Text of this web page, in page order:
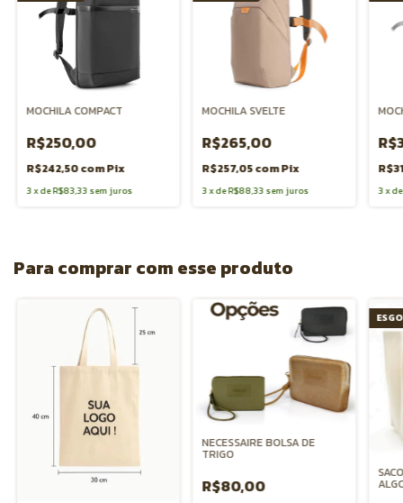
MOCHILA COMPACT
R$250,00
R$242,50comPix
3xdeR$83,33 sem juros
MOCHILA SVELTE
R$265,00
R$257,05comPix
3xdeR$88,33 sem juros 3x
Para comprar com esse produto
NECESSAIRE BOLSA DE
TRIGO
R$80,00